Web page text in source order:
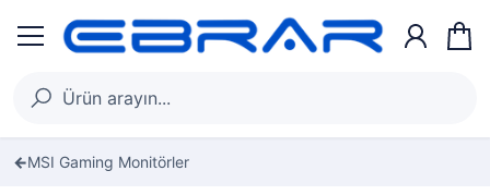
MSI Gaming Monitörler